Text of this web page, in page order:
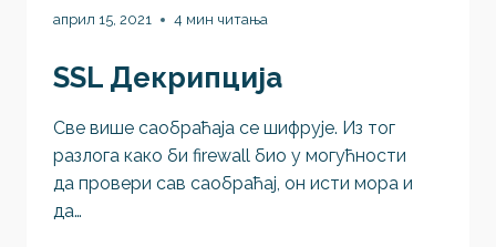
април 15, 2021 4 мин читања
SSL Декрипција
Све више саобраћаја се шифрује. Из тог
разлога како би firewall био у могућности
да провери сав саобраћај, он исти мора и
да…